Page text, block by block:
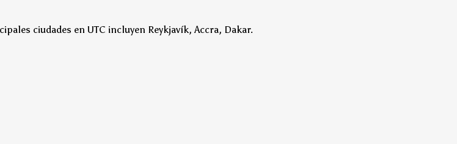
ciudades en UTC incluyen Reykjavík, Accra, Dakar.